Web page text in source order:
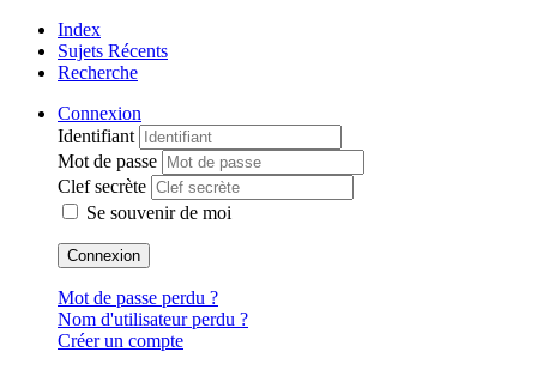
Index
Sujets Récents
Recherche
Connexion
Identifiant
Mot de passe
Clef secrète
Se souvenir de moi
Connexion
Mot de passe perdu ?
Nom d'utilisateur perdu ?
Créer un compte